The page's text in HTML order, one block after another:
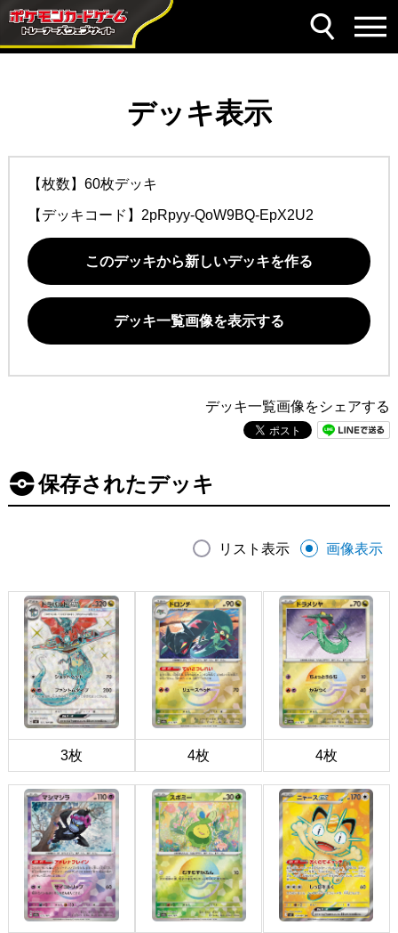
デッキ表示
【枚数】60枚デッキ
【デッキコード】 2pRpyy-QoW9BQ-EpX2U2
このデッキから新しいデッキを作る
デッキ一覧画像を表示する
デッキ一覧画像をシェアする
保存されたデッキ
リスト表示 画像表示
3枚 4枚 4枚